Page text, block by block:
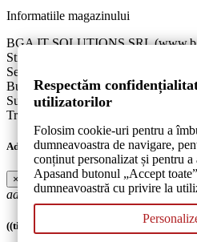
Informatiile magazinului
BGA IT SOLUTIONS SRL
Str. Aurel Botea nr. 1A, bl. D24, Sc.
Sector 3
Bucuresti
Suna-ne:0767.946.391
Trimite-ne un e-mail:
Adauga la produsele mele favorite.
×
add_circle_outlineCreeaza o noua
((title))
Respectăm
utilizatorilor
Folosim cookie-uri pentru a
dumneavoastra de navigare,
conținut personalizat și pentru
Apasand butonul „Accept
dumneavoastră cu privire la